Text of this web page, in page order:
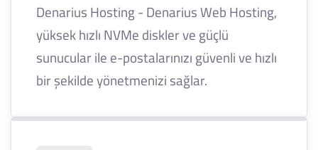
Denarius Hosting - Denarius Web Hosting,
yüksek hızlı NVMe diskler ve güçlü
sunucular ile e-postalarınızı güvenli ve hızlı
bir şekilde yönetmenizi sağlar.